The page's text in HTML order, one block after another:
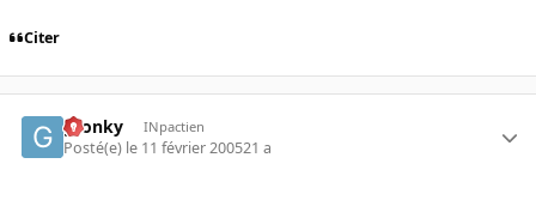
Citer
gronky INpactien
Posté(e) le 11 février 200521 a